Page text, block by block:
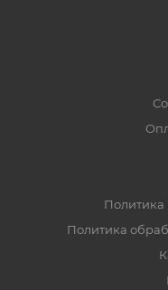
Политика
Политика